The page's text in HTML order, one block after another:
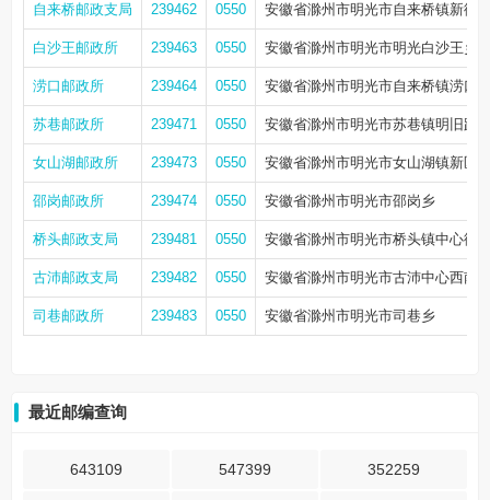
自来桥邮政支局 239462 0550 安徽省滁州市明光市自来桥镇新街
白沙王邮政所 239463 0550 安徽省滁州市明光市明光白沙王乡
涝口邮政所 239464 0550 安徽省滁州市明光市自来桥镇涝口
苏巷邮政所 239471 0550 安徽省滁州市明光市苏巷镇明旧路
女山湖邮政所 239473 0550 安徽省滁州市明光市女山湖镇新区
邵岗邮政所 239474 0550 安徽省滁州市明光市邵岗乡
桥头邮政支局 239481 0550 安徽省滁州市明光市桥头镇中心街
古沛邮政支局 239482 0550 安徽省滁州市明光市古沛中心西南
司巷邮政所 239483 0550 安徽省滁州市明光市司巷乡
最近邮编查询
643109 547399 352259